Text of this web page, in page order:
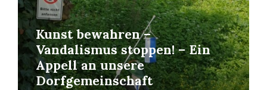
Kunst bewahren –
Vandalismus stoppen! – Ein
Appell an unsere
Dorfgemeinschaft